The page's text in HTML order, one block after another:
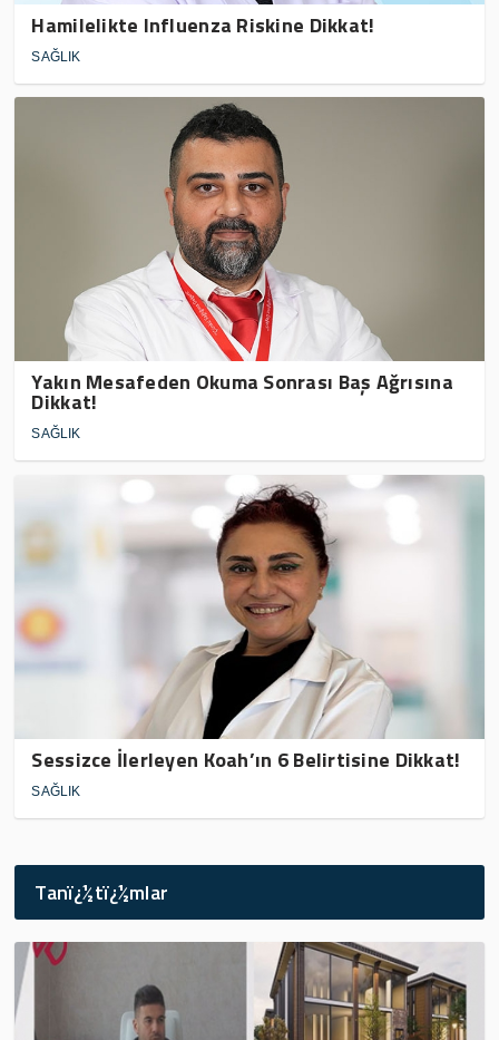
Hamilelikte Influenza Riskine Dikkat!
SAĞLIK
Yakın Mesafeden Okuma Sonrası Baş Ağrısına
Dikkat!
SAĞLIK
Sessizce İlerleyen Koah’ın 6 Belirtisine Dikkat!
SAĞLIK
Tanï¿½tï¿½mlar